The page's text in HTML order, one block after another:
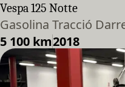
Vespa 125 Notte
Gasolina Tracció
5 100 km2018